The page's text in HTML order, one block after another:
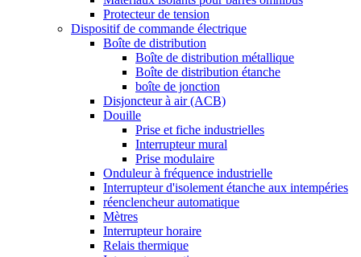
Protecteur de tension
Dispositif de commande électrique
Boîte de distribution
Boîte de distribution métallique
Boîte de distribution étanche
boîte de jonction
Disjoncteur à air (ACB)
Douille
Prise et fiche industrielles
Interrupteur mural
Prise modulaire
Onduleur à fréquence industrielle
Interrupteur d'isolement étanche aux intempéries
réenclencheur automatique
Mètres
Interrupteur horaire
Relais thermique